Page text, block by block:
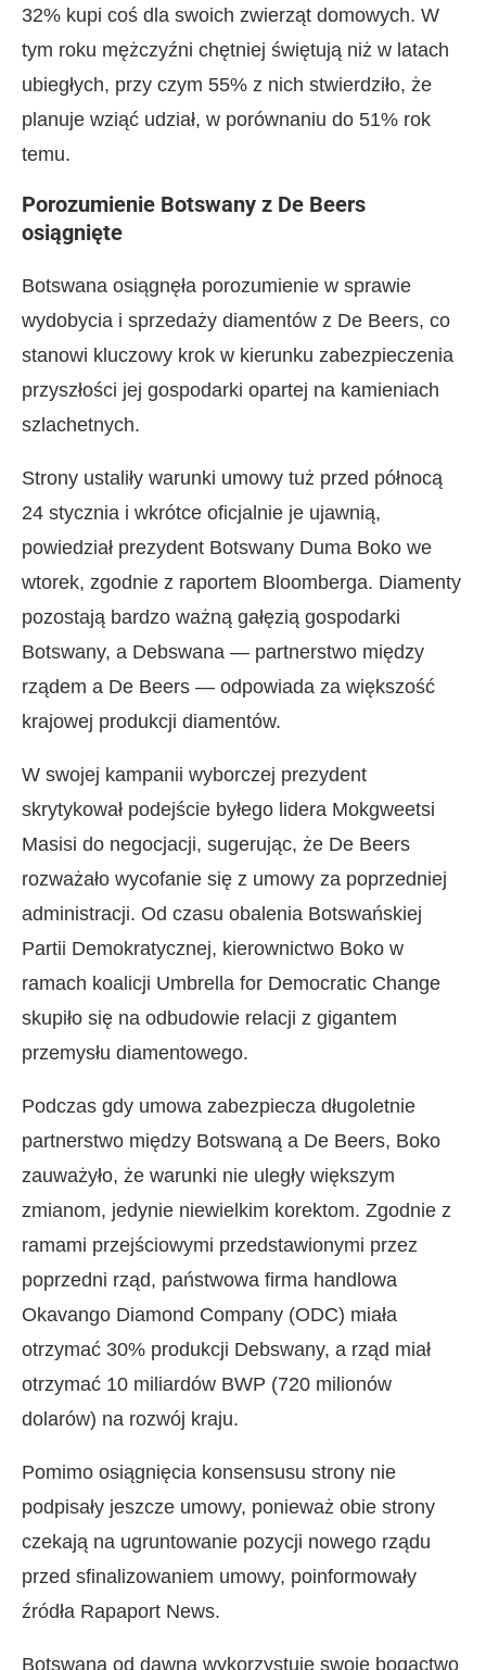
32% kupi coś dla swoich zwierząt domowych. W
tym roku mężczyźni chętniej świętują niż w latach
ubiegłych, przy czym 55% z nich stwierdziło, że
planuje wziąć udział, w porównaniu do 51% rok
temu.
Porozumienie Botswany z De Beers
osiągnięte
Botswana osiągnęła porozumienie w sprawie
wydobycia i sprzedaży diamentów z De Beers, co
stanowi kluczowy krok w kierunku zabezpieczenia
przyszłości jej gospodarki opartej na kamieniach
szlachetnych.
Strony ustaliły warunki umowy tuż przed północą
24 stycznia i wkrótce oficjalnie je ujawnią,
powiedział prezydent Botswany Duma Boko we
wtorek, zgodnie z raportem Bloomberga. Diamenty
pozostają bardzo ważną gałęzią gospodarki
Botswany, a Debswana — partnerstwo między
rządem a De Beers — odpowiada za większość
krajowej produkcji diamentów.
W swojej kampanii wyborczej prezydent
skrytykował podejście byłego lidera Mokgweetsi
Masisi do negocjacji, sugerując, że De Beers
rozważało wycofanie się z umowy za poprzedniej
administracji. Od czasu obalenia Botswańskiej
Partii Demokratycznej, kierownictwo Boko w
ramach koalicji Umbrella for Democratic Change
skupiło się na odbudowie relacji z gigantem
przemysłu diamentowego.
Podczas gdy umowa zabezpiecza długoletnie
partnerstwo między Botswaną a De Beers, Boko
zauważyło, że warunki nie uległy większym
zmianom, jedynie niewielkim korektom. Zgodnie z
ramami przejściowymi przedstawionymi przez
poprzedni rząd, państwowa firma handlowa
Okavango Diamond Company (ODC) miała
otrzymać 30% produkcji Debswany, a rząd miał
otrzymać 10 miliardów BWP (720 milionów
dolarów) na rozwój kraju.
Pomimo osiągnięcia konsensusu strony nie
podpisały jeszcze umowy, ponieważ obie strony
czekają na ugruntowanie pozycji nowego rządu
przed sfinalizowaniem umowy, poinformowały
źródła Rapaport News.
Botswana od dawna wykorzystuje swoje bogactwo